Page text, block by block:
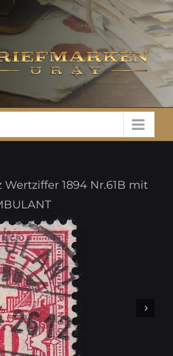
Wertziffer 1894 Nr.61B mit